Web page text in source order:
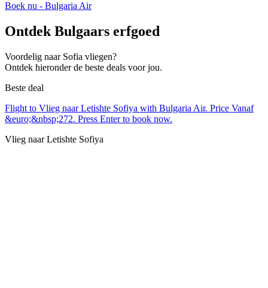
Boek nu - Bulgaria Air
Ontdek Bulgaars erfgoed
Voordelig naar Sofia vliegen?
Ontdek hieronder de beste deals voor jou.
Beste deal
Flight to Vlieg naar Letishte Sofiya with Bulgaria Air. Price Vanaf
&euro;&nbsp;272. Press Enter to book now.
Vlieg naar Letishte Sofiya